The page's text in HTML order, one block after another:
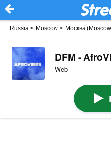
Russia > Moscow > Москва
DFM -
Web